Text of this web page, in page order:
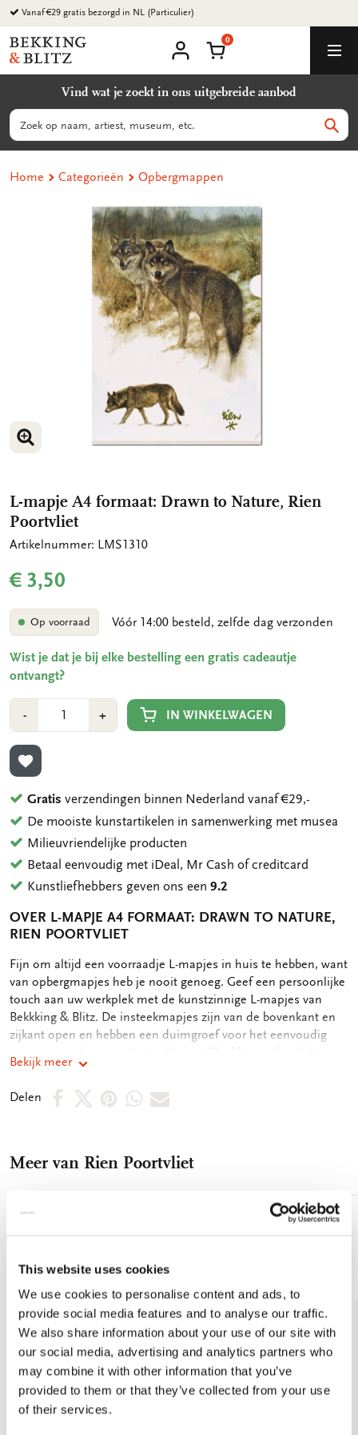
This website uses cookies
We use cookies to personalise content and ads, to
provide social media features and to analyse our traffic.
We also share information about your use of our site with
our social media, advertising and analytics partners who
may combine it with other information that you’ve
provided to them or that they’ve collected from your use
of their services.
Ga
naar
content
Vanaf €29 gratis bezorgd in NL (Particulier)
Bekking
&
B.V.
account
Winkelmand
0
Vind wat je zoekt in ons uitgebreide aanbod
Zoeken
Home Categorieën Opbergmappen
VERGROOT AFBEELDING
L-mapje A4 formaat: Drawn to Nature, Rien
Poortvliet
Artikelnummer: LMS1310
€ 3,50
Op voorraad Vóór 14:00 besteld, zelfde dag verzonden
Wist je dat je bij elke bestelling een gratis cadeautje
ontvangt?
-Min
1
+Plus
1
IN WINKELWAGEN
TOEVOEGEN AAN VERLANGLIJST
Gratis verzendingen binnen Nederland vanaf €29,-
De mooiste kunstartikelen in samenwerking met musea
Milieuvriendelijke producten
Betaal eenvoudig met iDeal, Mr Cash of creditcard
Kunstliefhebbers geven ons een9.2
OVER L-MAPJE A4 FORMAAT: DRAWN TO NATURE,
RIEN POORTVLIET
OMSCHRIJVING
Fijn om altijd een voorraadje L-mapjes in huis te hebben, want
van opbergmapjes heb je nooit genoeg. Geef een persoonlijke
touch aan uw werkplek met de kunstzinnige L-mapjes van
Bekkking & Blitz. De insteekmapjes zijn van de bovenkant en
zijkant open en hebben een duimgroef voor het eenvoudig
A4 formaat documenten - Full color print op zowel voor als
achterkant
Bekijk meer
Delen
DeelDeelDeelDeelDeel
mail
Meer van Rien Poortvliet